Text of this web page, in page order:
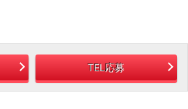
TEL応募